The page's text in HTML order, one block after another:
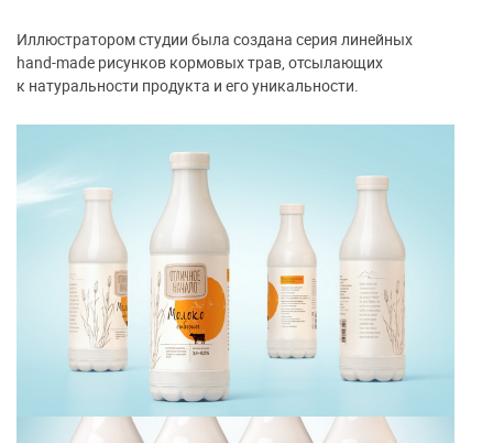
Иллюстратором студии была создана серия линейных
hand-made рисунков кормовых трав, отсылающих
к натуральности продукта и его уникальности.